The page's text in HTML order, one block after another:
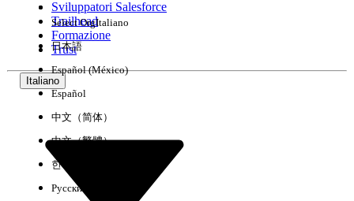
Esperienza
Sviluppatori Salesforce
Trailhead
Formazione
Trust
Italiano
Select OrgItaliano
日本語
Español (México)
Español
中文（简体）
中文（繁體）
한국어
Русский